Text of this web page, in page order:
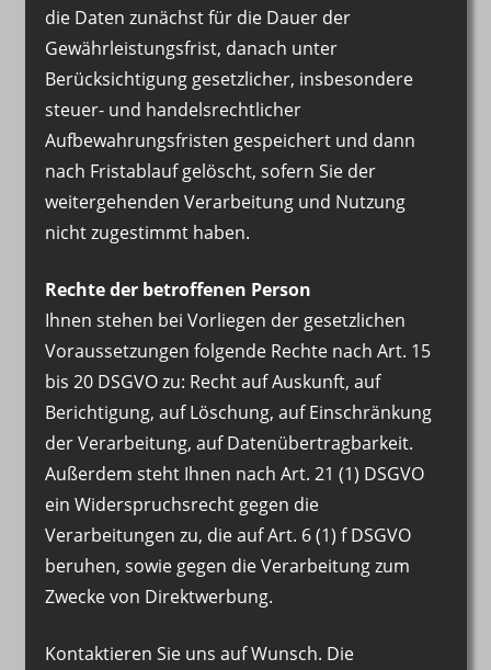
die Daten zunächst für die Dauer der
Gewährleistungsfrist, danach unter
Berücksichtigung gesetzlicher, insbesondere
steuer- und handelsrechtlicher
Aufbewahrungsfristen gespeichert und dann
nach Fristablauf gelöscht, sofern Sie der
weitergehenden Verarbeitung und Nutzung
nicht zugestimmt haben.
Rechte der betroffenen Person
Ihnen stehen bei Vorliegen der gesetzlichen
Voraussetzungen folgende Rechte nach Art. 15
bis 20 DSGVO zu: Recht auf Auskunft, auf
Berichtigung, auf Löschung, auf Einschränkung
der Verarbeitung, auf Datenübertragbarkeit.
Außerdem steht Ihnen nach Art. 21 (1) DSGVO
ein Widerspruchsrecht gegen die
Verarbeitungen zu, die auf Art. 6 (1) f DSGVO
beruhen, sowie gegen die Verarbeitung zum
Zwecke von Direktwerbung.
Kontaktieren Sie uns auf Wunsch. Die